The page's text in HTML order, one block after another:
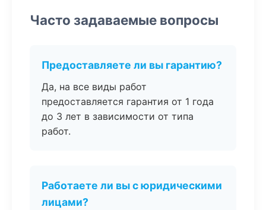
Часто задаваемые вопросы
Предоставляете ли вы гарантию?
Да, на все виды работ
предоставляется гарантия от 1 года
до 3 лет в зависимости от типа
работ.
Работаете ли вы с юридическими
лицами?